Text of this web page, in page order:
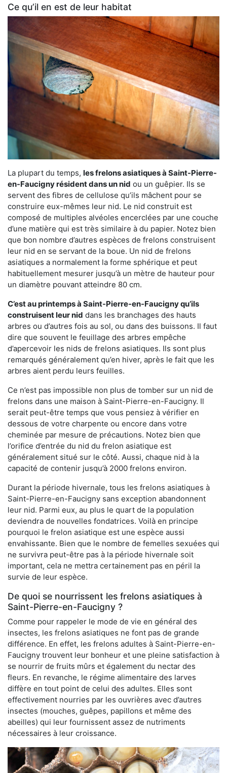
Ce qu’il en est de leur habitat
La plupart du temps, les frelons asiatiques à Saint-Pierre-
en-Faucigny résident dans un nid ou un guêpier. Ils se
servent des fibres de cellulose qu’ils mâchent pour se
construire eux-mêmes leur nid. Le nid construit est
composé de multiples alvéoles encerclées par une couche
d’une matière qui est très similaire à du papier. Notez bien
que bon nombre d’autres espèces de frelons construisent
leur nid en se servant de la boue. Un nid de frelons
asiatiques a normalement la forme sphérique et peut
habituellement mesurer jusqu’à un mètre de hauteur pour
un diamètre pouvant atteindre 80 cm.
C’est au printemps à Saint-Pierre-en-Faucigny qu’ils
construisent leur nid dans les branchages des hauts
arbres ou d’autres fois au sol, ou dans des buissons. Il faut
dire que souvent le feuillage des arbres empêche
d’apercevoir les nids de frelons asiatiques. Ils sont plus
remarqués généralement qu’en hiver, après le fait que les
arbres aient perdu leurs feuilles.
Ce n’est pas impossible non plus de tomber sur un nid de
frelons dans une maison à Saint-Pierre-en-Faucigny. Il
serait peut-être temps que vous pensiez à vérifier en
dessous de votre charpente ou encore dans votre
cheminée par mesure de précautions. Notez bien que
l’orifice d’entrée du nid du frelon asiatique est
généralement situé sur le côté. Aussi, chaque nid à la
capacité de contenir jusqu’à 2000 frelons environ.
Durant la période hivernale, tous les frelons asiatiques à
Saint-Pierre-en-Faucigny sans exception abandonnent
leur nid. Parmi eux, au plus le quart de la population
deviendra de nouvelles fondatrices. Voilà en principe
pourquoi le frelon asiatique est une espèce aussi
envahissante. Bien que le nombre de femelles sexuées qui
ne survivra peut-être pas à la période hivernale soit
important, cela ne mettra certainement pas en péril la
survie de leur espèce.
De quoi se nourrissent les frelons asiatiques à
Saint-Pierre-en-Faucigny ?
Comme pour rappeler le mode de vie en général des
insectes, les frelons asiatiques ne font pas de grande
différence. En effet, les frelons adultes à Saint-Pierre-en-
Faucigny trouvent leur bonheur et une pleine satisfaction à
se nourrir de fruits mûrs et également du nectar des
fleurs. En revanche, le régime alimentaire des larves
diffère en tout point de celui des adultes. Elles sont
effectivement nourries par les ouvrières avec d’autres
insectes (mouches, guêpes, papillons et même des
abeilles) qui leur fournissent assez de nutriments
nécessaires à leur croissance.